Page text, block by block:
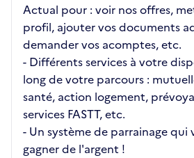
Actual pour : voir nos offres,
profil, ajouter vos documents
demander vos acomptes, etc.
- Différents services à votre
long de votre parcours :
santé, action logement,
services FASTT, etc.
- Un système de parrainage qui
gagner de l'argent !